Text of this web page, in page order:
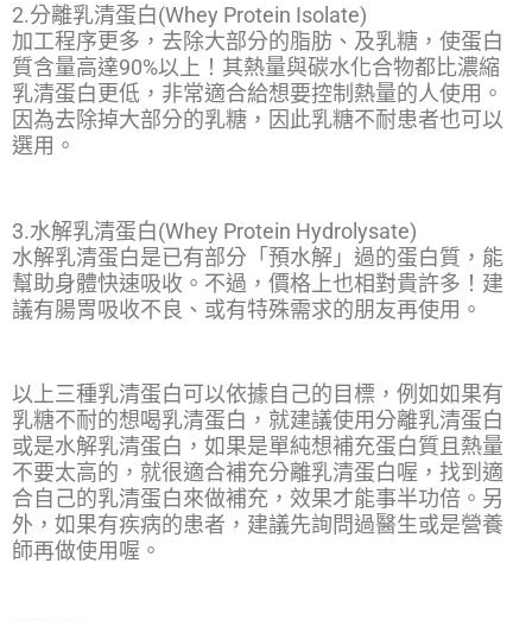
2.分離乳清蛋白(Whey Protein Isolate)
加工程序更多，去除大部分的脂肪、及乳糖，使蛋白
質含量高達90%以上！其熱量與碳水化合物都比濃縮
乳清蛋白更低，非常適合給想要控制熱量的人使用。
因為去除掉大部分的乳糖，因此乳糖不耐患者也可以
選用。
3.水解乳清蛋白(Whey Protein Hydrolysate)
水解乳清蛋白是已有部分「預水解」過的蛋白質，能
幫助身體快速吸收。不過，價格上也相對貴許多！建
議有腸胃吸收不良、或有特殊需求的朋友再使用。
以上三種乳清蛋白可以依據自己的目標，例如如果有
乳糖不耐的想喝乳清蛋白，就建議使用分離乳清蛋白
或是水解乳清蛋白，如果是單純想補充蛋白質且熱量
不要太高的，就很適合補充分離乳清蛋白喔，找到適
合自己的乳清蛋白來做補充，效果才能事半功倍。另
外，如果有疾病的患者，建議先詢問過醫生或是營養
師再做使用喔。